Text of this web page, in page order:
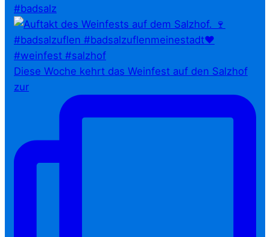
#badsalz
Diese Woche kehrt das Weinfest auf den Salzhof
zur